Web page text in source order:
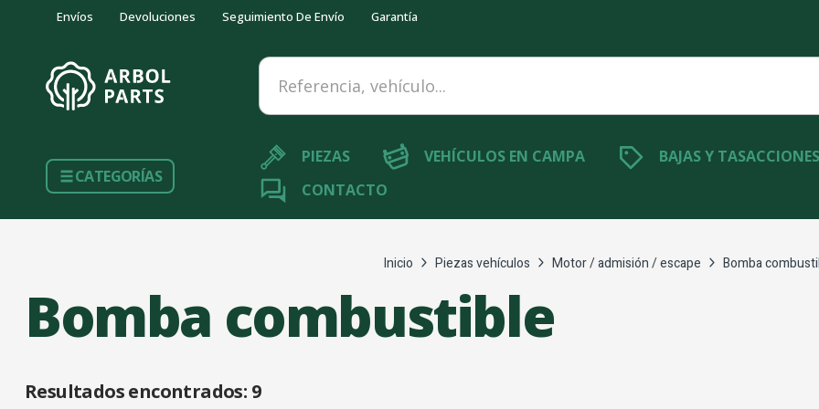
Envíos Devoluciones Seguimiento De Envío Garantía
Referencia, vehículo...
CATEGORÍAS
PIEZAS VEHÍCULOS EN CAMPA BAJAS Y TASACCIONES
CONTACTO
Inicio Piezas vehículos Motor / admisión / escape Bomba
Bomba combustible
Resultados encontrados: 9